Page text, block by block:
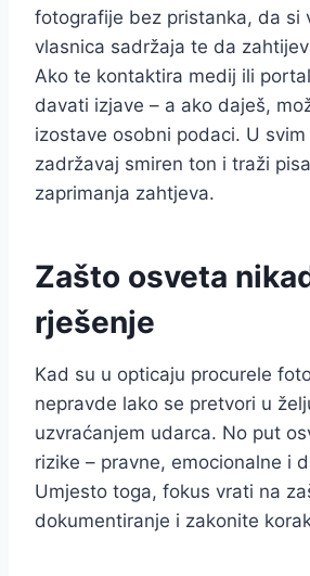
fotografije bez pristanka, da si
vlasnica sadržaja te da
Ako te kontaktira medij ili
davati izjave – a ako daješ,
izostave osobni podaci. U
zadržavaj smiren ton i traži
zaprimanja zahtjeva.
Zašto osveta
rješenje
Kad su u opticaju procurele
nepravde lako se pretvori u
uzvraćanjem udarca. No put
rizike – pravne, emocionalne i
Umjesto toga, fokus vrati na
dokumentiranje i zakonite